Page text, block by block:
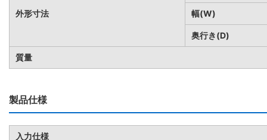
外形寸法 幅(W)
奥行き(D)
質量
製品仕様
入力仕様